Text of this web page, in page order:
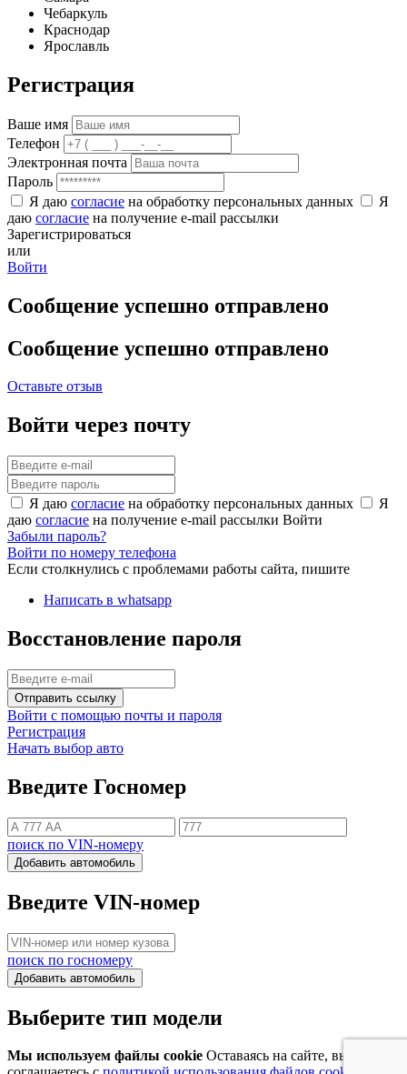
Чебаркуль
Краснодар
Ярославль
Регистрация
Ваше имя
Телефон
Электронная почта
Пароль
Я даю согласие на обработку персональных данных
Я
даю согласие на получение e-mail рассылки
Зарегистрироваться
или
Войти
Сообщение успешно отправлено
Сообщение успешно отправлено
Оставьте отзыв
Войти через почту
Я даю согласие на обработку персональных данных
Я
даю согласие на получение e-mail рассылки Войти
Забыли пароль?
Войти по номеру телефона
Если столкнулись с проблемами работы сайта, пишите
Написать в whatsapp
Восстановление пароля
Отправить ссылку
Войти с помощью почты и пароля
Регистрация
Начать выбор авто
Введите Госномер
поиск по VIN-номеру
Добавить автомобиль
Введите VIN-номер
поиск по госномеру
Добавить автомобиль
Выберите тип модели
Мы используем файлы cookie Оставаясь на сайте, вы